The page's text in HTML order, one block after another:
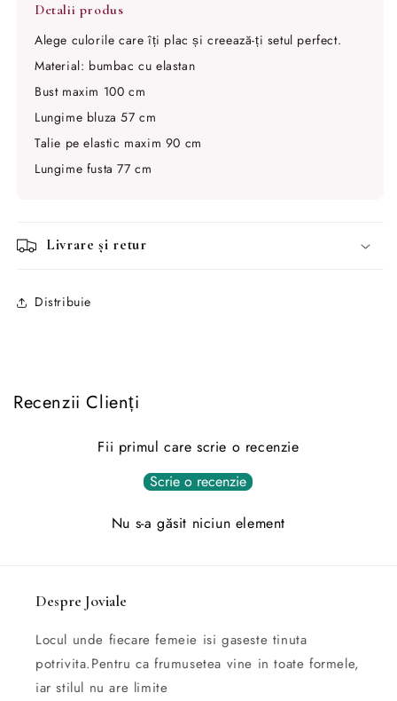
Alege culorile care îți plac și creează-ți setul perfect.
Material: bumbac cu elastan
Bust maxim 100 cm
Lungime bluza 57 cm
Talie pe elastic maxim 90 cm
Lungime fusta 77 cm
Livrare și retur
Distribuie
Recenzii Clienți
Fii primul care scrie o recenzie
Scrie o recenzie
Nu s-a găsit niciun element
Despre Joviale
Locul unde fiecare femeie isi gaseste tinuta
potrivita.Pentru ca frumusetea vine in toate formele,
iar stilul nu are limite